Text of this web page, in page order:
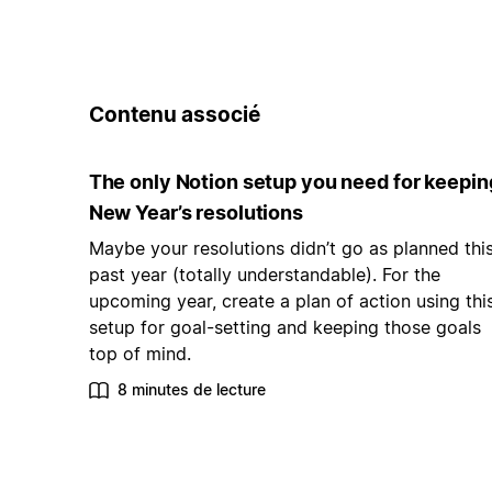
Contenu associé
The only Notion setup you need for
New Year’s resolutions
Maybe your resolutions didn’t go as planned
past year (totally understandable). For the
upcoming year, create a plan of action using
setup for goal-setting and keeping those goals
top of mind.
8 minutes de lecture